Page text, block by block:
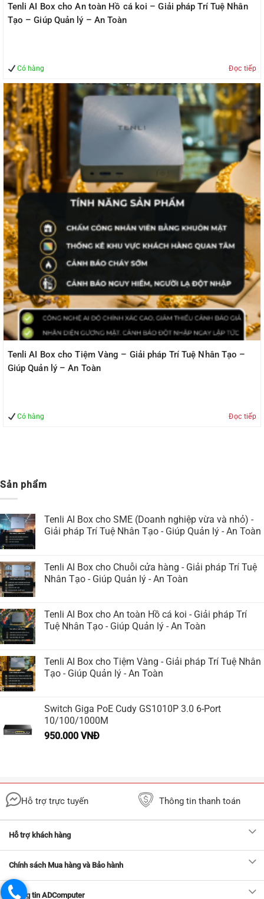
Tenli AI Box cho An toàn Hồ cá koi – Giải pháp Trí Tuệ Nhân
Tạo – Giúp Quản lý – An Toàn
Có hàng Đọc tiếp
Tenli AI Box cho Tiệm Vàng – Giải pháp Trí Tuệ Nhân Tạo –
Giúp Quản lý – An Toàn
Có hàng Đọc tiếp
Sản phẩm
Tenli AI Box cho SME (Doanh nghiệp vừa và nhỏ) -
Giải pháp Trí Tuệ Nhân Tạo - Giúp Quản lý - An Toàn
Tenli AI Box cho Chuỗi cửa hàng - Giải pháp Trí Tuệ
Nhân Tạo - Giúp Quản lý - An Toàn
Tenli AI Box cho An toàn Hồ cá koi - Giải pháp Trí
Tuệ Nhân Tạo - Giúp Quản lý - An Toàn
Tenli AI Box cho Tiệm Vàng - Giải pháp Trí Tuệ Nhân
Tạo - Giúp Quản lý - An Toàn
Switch Giga PoE Cudy GS1010P 3.0 6-Port
10/100/1000M
950.000 VNĐ
Hỗ trợ trực tuyến Thông tin thanh toán
Hỗ trợ khách hàng
Chính sách Mua hàng và Bảo hành
Thông tin ADComputer